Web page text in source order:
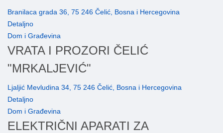
Branilaca grada 36, 75 246 Čelić, Bosna i Hercegovina
Detaljno
Dom i Građevina
VRATA I PROZORI ČELIĆ
"MRKALJEVIĆ"
Ljaljić Mevludina 34, 75 246 Čelić, Bosna i Hercegovina
Detaljno
Dom i Građevina
ELEKTRIČNI APARATI ZA